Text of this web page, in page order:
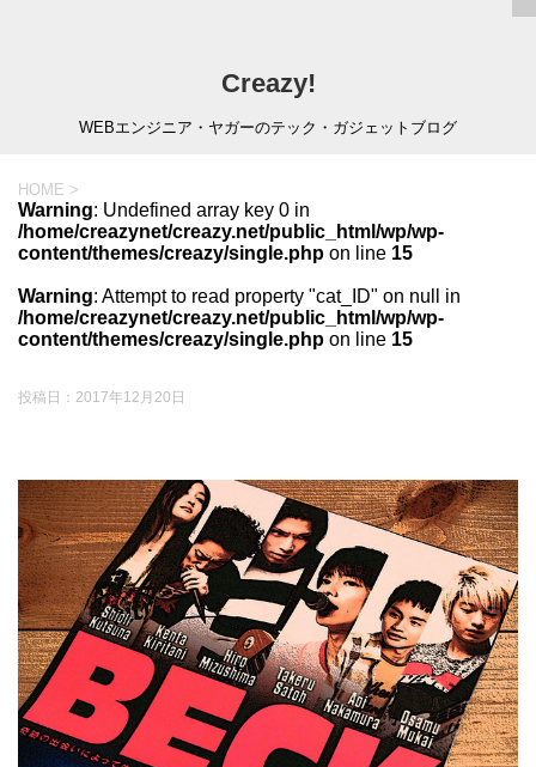
Creazy!
WEBエンジニア・ヤガーのテック・ガジェットブログ
HOME >
Warning: Undefined array key 0 in
/home/creazynet/creazy.net/public_html/wp/wp-
content/themes/creazy/single.php on line 15
Warning: Attempt to read property "cat_ID" on null in
/home/creazynet/creazy.net/public_html/wp/wp-
content/themes/creazy/single.php on line 15
投稿日： 2017年12月20日